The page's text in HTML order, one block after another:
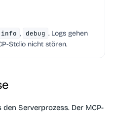
info , debug . Logs gehen
Stdio nicht stören.
den Serverprozess. Der MCP-